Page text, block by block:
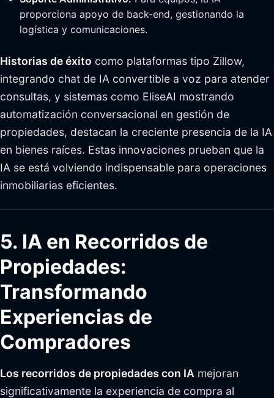
proporciona apoyo de back-end, gestionando la
logística y comunicaciones.
Historias de éxito como plataformas tipo Zillow,
integrando chat de IA convertible a voz para atender
consultas, y sistemas como EliseAI mostrando
automatización conversacional en gestión de
propiedades, destacan la creciente presencia de la IA
en bienes raíces. Estas innovaciones prueban que la
IA se está volviendo indispensable para operaciones
inmobiliarias eficientes.
5. IA en Recorridos de
Propiedades:
Transformando
Experiencias de
Compradores
Los recorridos de propiedades con IA mejoran
significativamente la experiencia de compra al